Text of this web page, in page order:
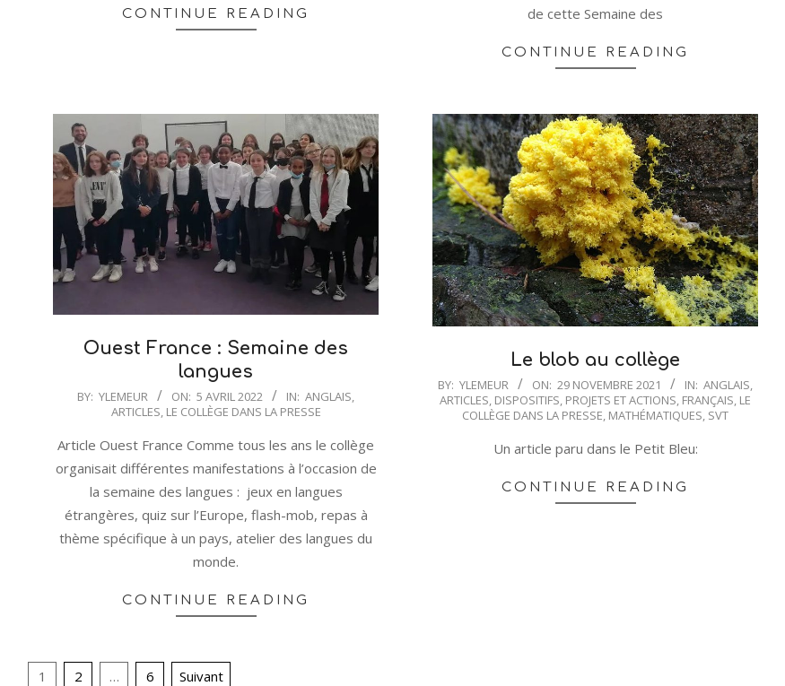
CONTINUE READING
de cette Semaine des
CONTINUE READING
Ouest France : Semaine des
langues
2022-
05
BY: YLEMEUR ON: 5 AVRIL 2022 IN: ANGLAIS,
ARTICLES, LE COLLÈGE DANS LA PRESSE
Article Ouest France Comme tous les ans le collège
organisait différentes manifestations à l’occasion de
la semaine des langues : jeux en langues
étrangères, quiz sur l’Europe, flash-mob, repas à
thème spécifique à un pays, atelier des langues du
monde.
CONTINUE READING
Le blob au collège
2021-
11-
BY: YLEMEUR ON: 29 NOVEMBRE 2021 IN: ANGLAIS,
ARTICLES, DISPOSITIFS, PROJETS ET ACTIONS, FRANÇAIS, LE
COLLÈGE DANS LA PRESSE, MATHÉMATIQUES, SVT
Un article paru dans le Petit Bleu:
CONTINUE READING
Pagination
1 2 … 6 Suivant